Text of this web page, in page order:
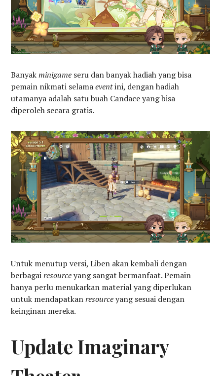
Banyakminigame seru dan banyak hadiah yang bisa
pemain nikmati selamaeventini, dengan hadiah
utamanya adalah satu buah Candace yang bisa
diperoleh secara gratis.
Untuk menutup versi, Liben akan kembali dengan
berbagairesourceyang sangat bermanfaat. Pemain
hanya perlu menukarkan material yang diperlukan
untuk mendapatkanresourceyang sesuai dengan
keinginan mereka.
Update Imaginary